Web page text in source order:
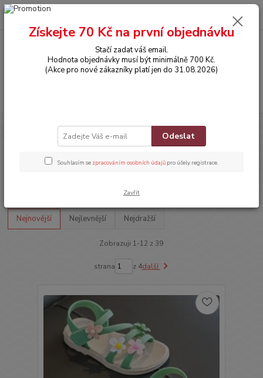
0,00 Kč
BOTIČKY Sandálky
Sandálky
Nejnovější Nejlevnější Nejdražší
Zobrazuji 1-12 z 39
strana z 4další
Získejte 70 Kč na první objednávku
Stačí zadat váš email.
Hodnota objednávky musí být minimálně 700 Kč.
(Akce pro nové zákazníky platí jen do 31.08.2026)
Odeslat
Souhlasím se zpracováním osobních údajů pro účely registrace.
Zavřít